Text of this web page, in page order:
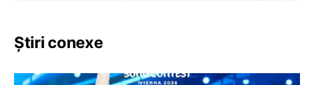
Știri conexe